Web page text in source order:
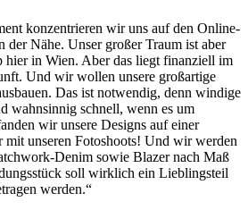
konzentrieren wir uns auf den Online-
der Nähe. Unser großer Traum ist aber
hier in Wien. Aber das liegt finanziell im
Und wir wollen unsere großartige
Das ist notwendig, denn windige
wahnsinnig schnell, wenn es um
wir unsere Designs auf einer
mit unseren Fotoshoots! Und wir werden
Denim sowie Blazer nach Maß
soll wirklich ein Lieblingsteil
werden.“